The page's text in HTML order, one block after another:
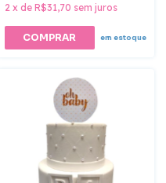
2 x de R$31,70 sem juros
em estoque